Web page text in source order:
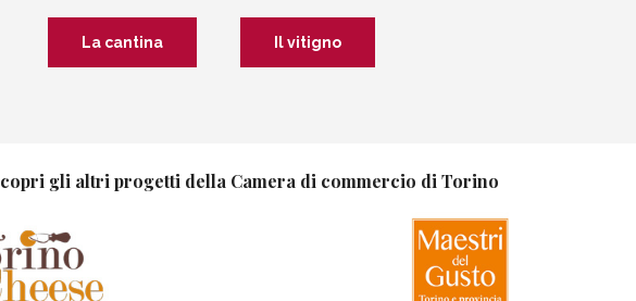
La cantina Il vitigno
gli altri progetti della Camera di commercio di Torino